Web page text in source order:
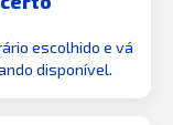
escolhido e vá
disponível.